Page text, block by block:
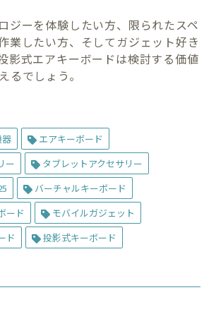
ジーを体験したい方、限られたスペ
業したい方、そしてガジェット好き
影式エアキーボードは検討する価値
るでしょう。
エアキーボード
ー
タブレットアクセサリー
バーチャルキーボード
ード
モバイルガジェット
ド
投影式キーボード